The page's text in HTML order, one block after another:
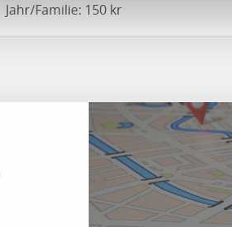
Jahr/Familie: 150 kr